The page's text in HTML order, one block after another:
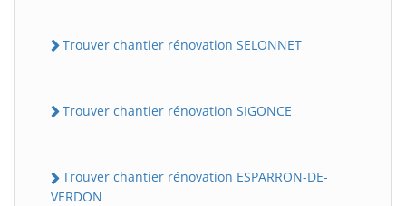
Trouver chantier rénovation SELONNET
Trouver chantier rénovation SIGONCE
Trouver chantier rénovation ESPARRON-DE-
VERDON